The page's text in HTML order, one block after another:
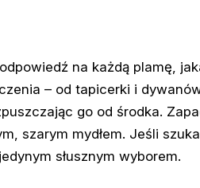
na każdą plamę,
– od tapicerki i
go od środka.
szarym mydłem. Jeśli
słusznym wyborem.